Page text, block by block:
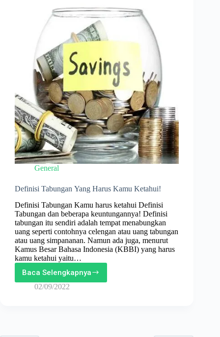
General
Definisi Tabungan Yang Harus Kamu Ketahui!
Definisi Tabungan Kamu harus ketahui Definisi
Tabungan dan beberapa keuntungannya! Definisi
tabungan itu sendiri adalah tempat menabungkan
uang seperti contohnya celengan atau uang tabungan
atau uang simpananan. Namun ada juga, menurut
Kamus Besar Bahasa Indonesia (KBBI) yang harus
kamu ketahui yaitu…
Baca Selengkapnya
Definisi
Tabungan Yang
02/09/2022